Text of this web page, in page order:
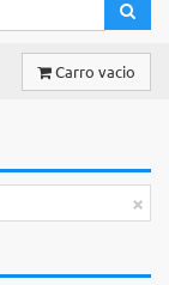
Carro vacio
×